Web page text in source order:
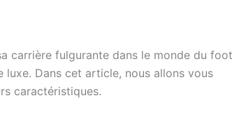
carrière fulgurante dans le monde du
Dans cet article, nous allons vous
caractéristiques.